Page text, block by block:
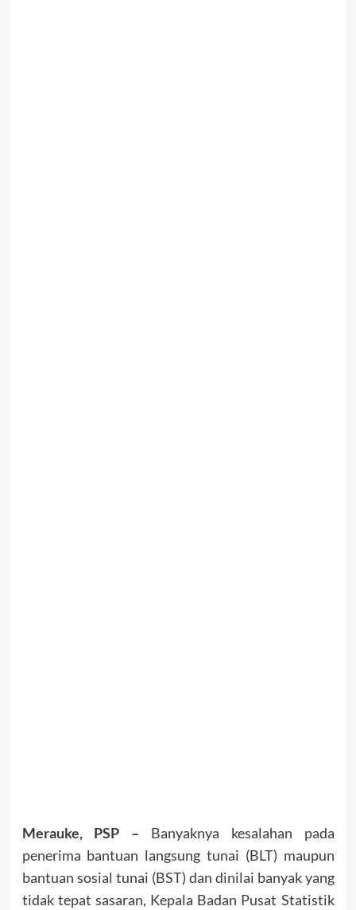
Merauke, PSP – Banyaknya kesalahan pada
penerima bantuan langsung tunai (BLT) maupun
bantuan sosial tunai (BST) dan dinilai banyak yang
tidak tepat sasaran, Kepala Badan Pusat Statistik